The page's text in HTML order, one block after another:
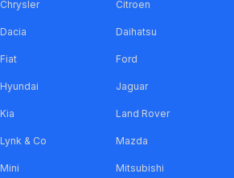
Chrysler Citroen
Dacia Daihatsu
Fiat Ford
Hyundai Jaguar
Kia Land Rover
Lynk & Co Mazda
Mini Mitsubishi